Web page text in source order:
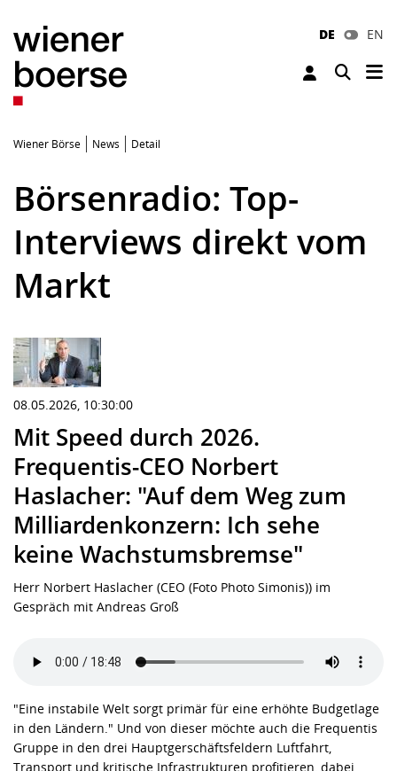
DE EN
Toggle
Wiener Börse News Detail
Börsenradio: Top-
Interviews direkt vom
Markt
08.05.2026, 10:30:00
Mit Speed durch 2026.
Frequentis-CEO Norbert
Haslacher: "Auf dem Weg zum
Milliardenkonzern: Ich sehe
keine Wachstumsbremse"
Herr Norbert Haslacher (CEO (Foto Photo Simonis)) im
Gespräch mit Andreas Groß
"Eine instabile Welt sorgt primär für eine erhöhte Budgetlage
in den Ländern." Und von dieser möchte auch die Frequentis
Gruppe in den drei Hauptgerschäftsfeldern Luftfahrt,
Transport und kritische Infrastrukturen profitieren, dabei